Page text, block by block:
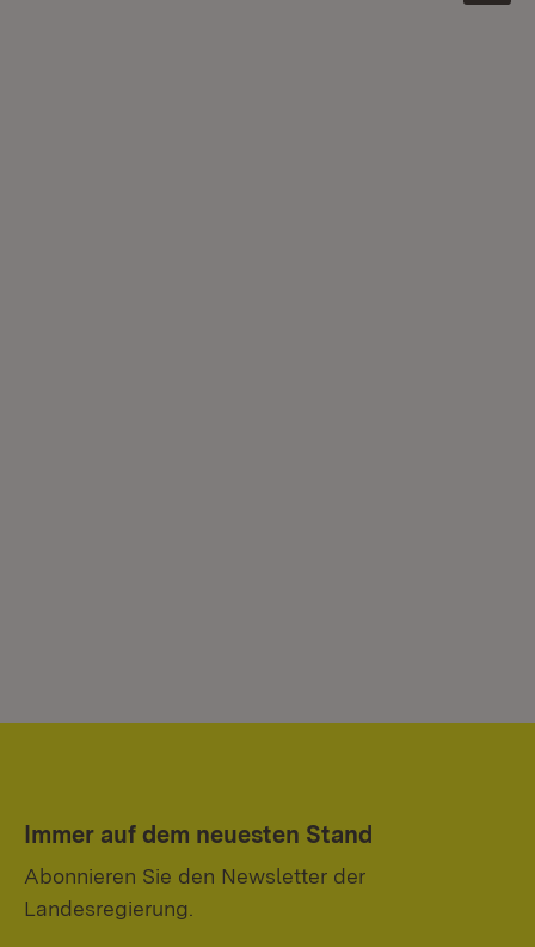
Immer auf dem neuesten Stand
Abonnieren Sie den Newsletter der
Landesregierung.